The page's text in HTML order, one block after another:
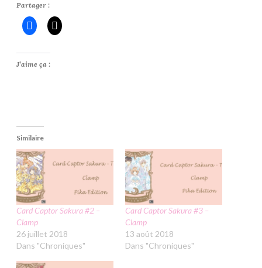
Partager :
J’aime ça :
Similaire
Card Captor Sakura #2 –
Clamp
26 juillet 2018
Dans "Chroniques"
Card Captor Sakura #3 –
Clamp
13 août 2018
Dans "Chroniques"